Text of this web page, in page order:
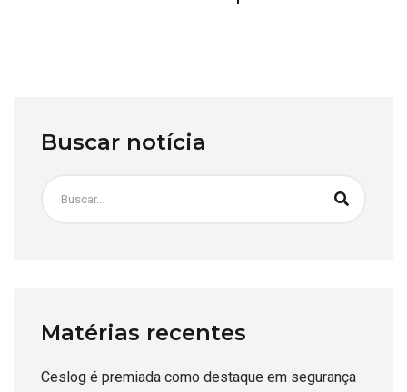
Buscar notícia
Matérias recentes
Ceslog é premiada como destaque em segurança